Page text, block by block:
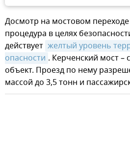
Досмотр на мостовом переходе
процедура в целях
действует желтый уровень
опасности . Керченский мост –
объект. Проезд по нему
массой до 3,5 тонн и